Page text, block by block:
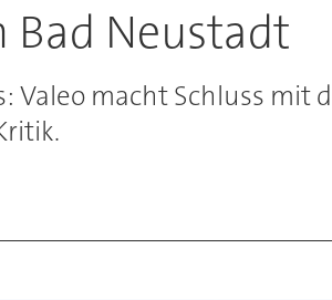
Neustadt
Valeo macht Schluss